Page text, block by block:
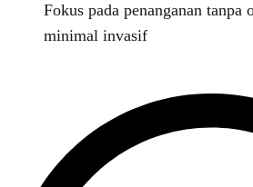
Fokus pada penanganan tanpa
minimal invasif